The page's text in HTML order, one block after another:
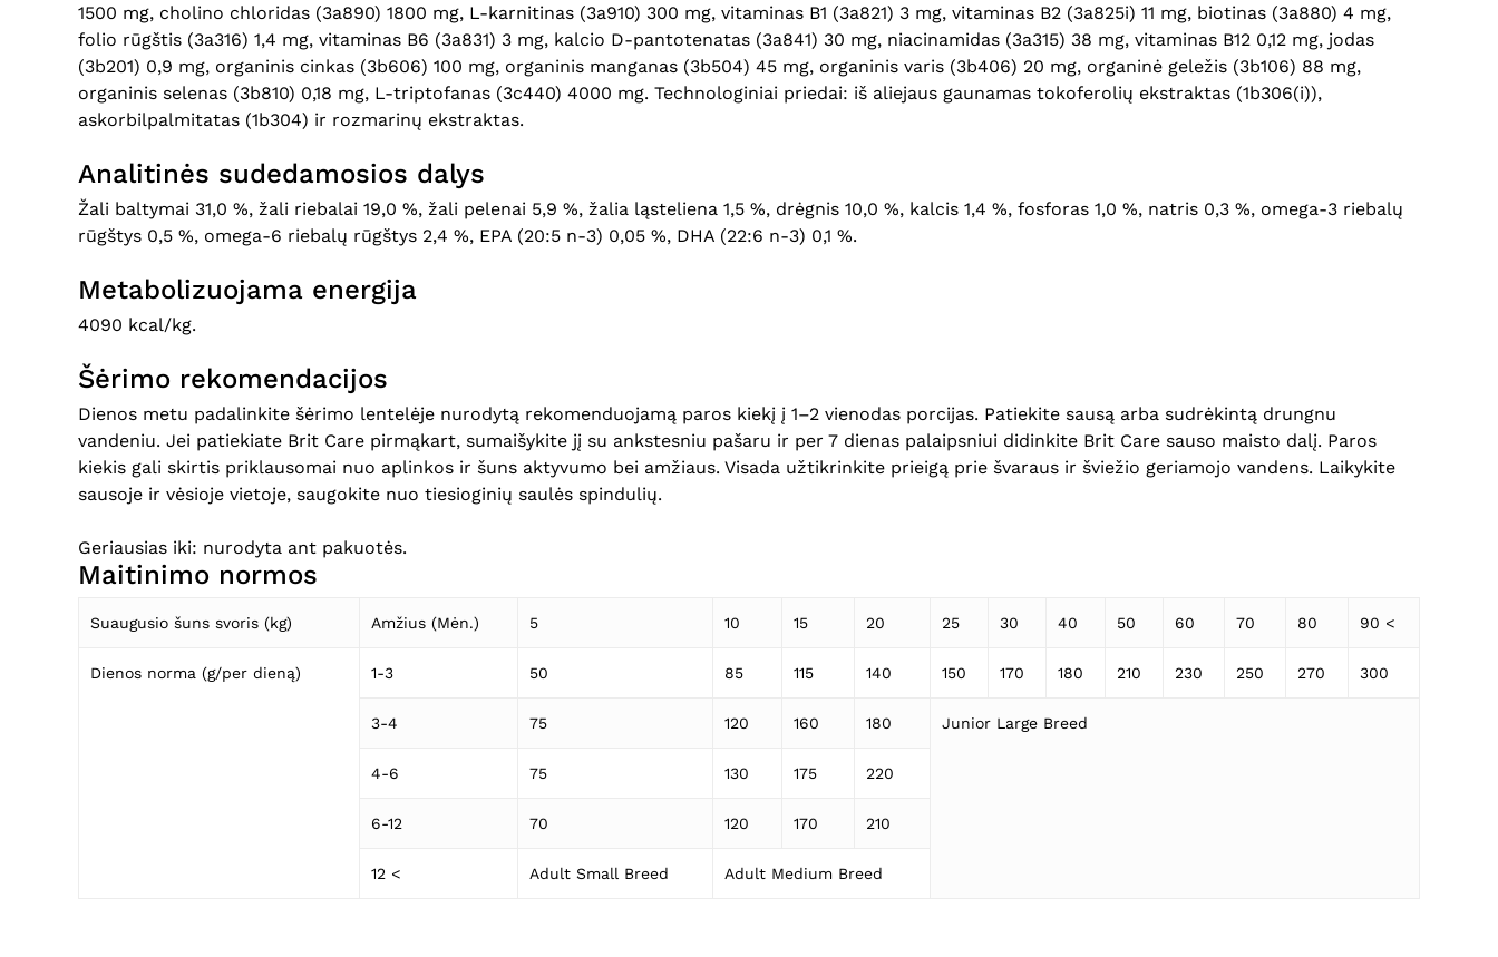
1500 mg, cholino chloridas (3a890) 1800 mg, L-karnitinas (3a910) 300 mg, vitaminas B1 (3a821) 3 mg, vitaminas B2 (3a825i) 11 mg, biotinas (3a880) 4 mg,
folio rūgštis (3a316) 1,4 mg, vitaminas B6 (3a831) 3 mg, kalcio D-pantotenatas (3a841) 30 mg, niacinamidas (3a315) 38 mg, vitaminas B12 0,12 mg, jodas
(3b201) 0,9 mg, organinis cinkas (3b606) 100 mg, organinis manganas (3b504) 45 mg, organinis varis (3b406) 20 mg, organinė geležis (3b106) 88 mg,
organinis selenas (3b810) 0,18 mg, L-triptofanas (3c440) 4000 mg. Technologiniai priedai: iš aliejaus gaunamas tokoferolių ekstraktas (1b306(i)),
askorbilpalmitatas (1b304) ir rozmarinų ekstraktas.
Analitinės sudedamosios dalys
Žali baltymai 31,0 %, žali riebalai 19,0 %, žali pelenai 5,9 %, žalia ląsteliena 1,5 %, drėgnis 10,0 %, kalcis 1,4 %, fosforas 1,0 %, natris 0,3 %, omega-3 riebalų
rūgštys 0,5 %, omega-6 riebalų rūgštys 2,4 %, EPA (20:5 n-3) 0,05 %, DHA (22:6 n-3) 0,1 %.
Metabolizuojama energija
4090 kcal/kg.
Šėrimo rekomendacijos
Dienos metu padalinkite šėrimo lentelėje nurodytą rekomenduojamą paros kiekį į 1–2 vienodas porcijas. Patiekite sausą arba sudrėkintą drungnu
vandeniu. Jei patiekiate Brit Care pirmąkart, sumaišykite jį su ankstesniu pašaru ir per 7 dienas palaipsniui didinkite Brit Care sauso maisto dalį. Paros
kiekis gali skirtis priklausomai nuo aplinkos ir šuns aktyvumo bei amžiaus. Visada užtikrinkite prieigą prie švaraus ir šviežio geriamojo vandens. Laikykite
sausoje ir vėsioje vietoje, saugokite nuo tiesioginių saulės spindulių.
Geriausias iki: nurodyta ant pakuotės.
Maitinimo normos
Suaugusio šuns svoris (kg) Amžius (Mėn.) 5 10 15 20 25 30 40 50 60 70 80 90 <
Dienos norma (g/per dieną) 1-3 50 85 115 140 150 170 180 210 230 250 270 300
3-4 75 120 160 180 Junior Large Breed
4-6 75 130 175 220
6-12 70 120 170 210
12 < Adult Small Breed Adult Medium Breed